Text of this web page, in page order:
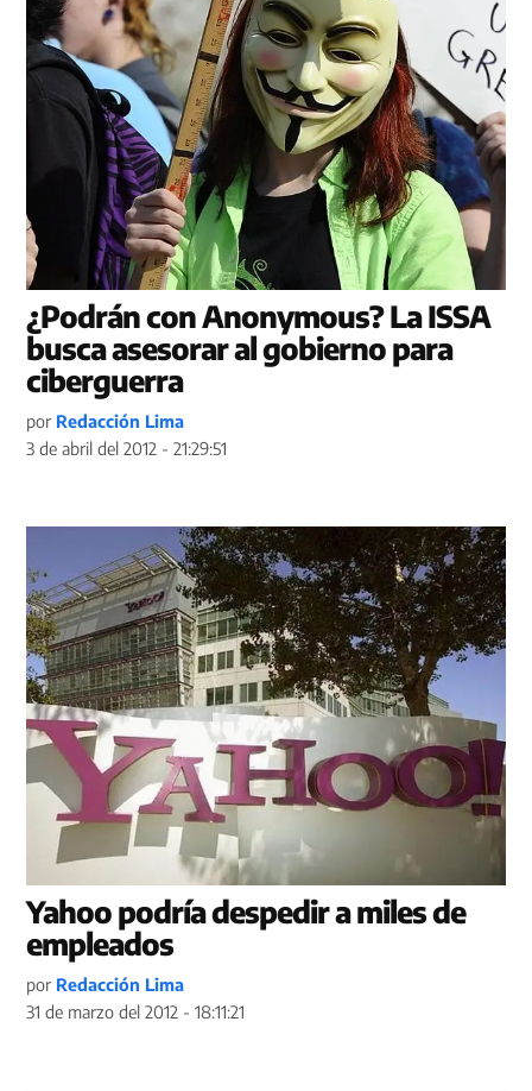
¿Podrán con Anonymous? La ISSA
busca asesorar al gobierno para
ciberguerra
por Redacción Lima
3 de abril del 2012 - 21:29:51
Yahoo podría despedir a miles de
empleados
por Redacción Lima
31 de marzo del 2012 - 18:11:21